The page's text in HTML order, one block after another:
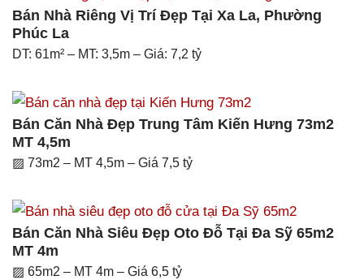
Bán Nhà Riêng Vị Trí Đẹp Tại Xa La, Phường
Phúc La
DT: 61m² – MT: 3,5m – Giá: 7,2 tỷ
Bán Căn Nhà Đẹp Trung Tâm Kiến Hưng 73m2
MT 4,5m
▨ 73m2 – MT 4,5m – Giá 7,5 tỷ
Bán Căn Nhà Siêu Đẹp Oto Đỗ Tại Đa Sỹ 65m2
MT 4m
▨ 65m2 – MT 4m – Giá 6,5 tỷ